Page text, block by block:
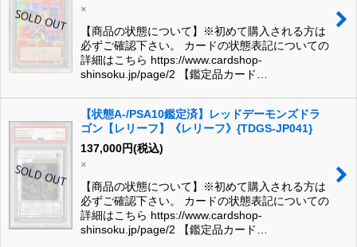
×
【商品の状態について】※初めて購入される方は
必ずご確認下さい。 カードの状態表記についての
詳細はこちら https://www.cardshop-
shinsoku.jp/page/2 【鑑定品カード…
【状態A-/PSA10鑑定済】レッドデーモンズドラ
ゴン【レリーフ】《レリーフ》{TDGS-JP041}
137,000円(税込)
×
【商品の状態について】※初めて購入される方は
必ずご確認下さい。 カードの状態表記についての
詳細はこちら https://www.cardshop-
shinsoku.jp/page/2 【鑑定品カード…